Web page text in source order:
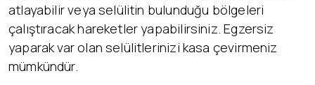
atlayabilir veya selülitin bulunduğu bölgeleri
çalıştıracak hareketler yapabilirsiniz. Egzersiz
yaparak var olan selülitlerinizi kasa çevirmeniz
mümkündür.